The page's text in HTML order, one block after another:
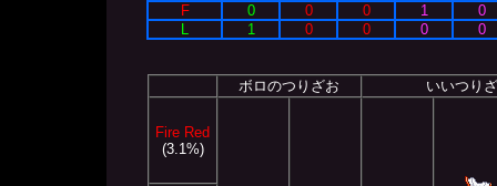
F
0 0 0 1
0
1 0 0 0 0
ボロのつりざお いいつり
Fire Red
(3.1%)